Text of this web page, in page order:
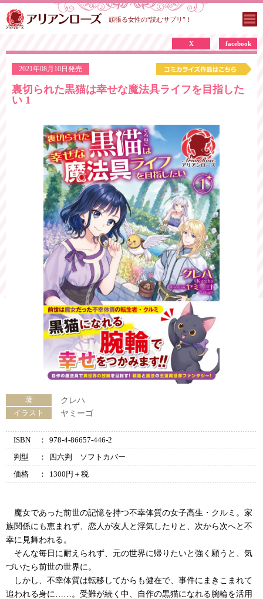
頑張る女性の“読むサプリ”！
2021年08月10日発売
X facebook
裏切られた黒猫は幸せな魔法具ライフを目指した
い 1
著
クレハ
イラスト
ヤミーゴ
ISBN ：
978-4-86657-446-2
判型
：
四六判 ソフトカバー
価格
： 1300円＋税
魔女であった前世の記憶を持つ不幸体質の女子高生・クルミ。家
族関係にも恵まれず、恋人が友人と浮気したりと、次から次へと不
幸に見舞われる。
そんな毎日に耐えられず、元の世界に帰りたいと強く願うと、気
づいたら前世の世界に。
しかし、不幸体質は転移してからも健在で、事件にまきこまれて
追われる身に……。受難が続く中、自作の黒猫になれる腕輪を活用